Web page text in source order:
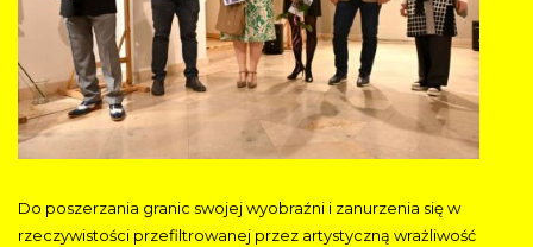
Do poszerzania granic swojej wyobraźni i zanurzenia się w
rzeczywistości przefiltrowanej przez artystyczną wrażliwość